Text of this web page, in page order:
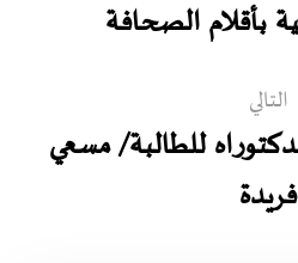
بأقلام الصحافة
التالي
للطالبة/ مسعي
فريدة